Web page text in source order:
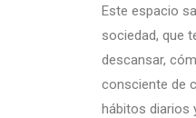
Este espacio
sociedad, que
descansar,
consciente de
hábitos diarios